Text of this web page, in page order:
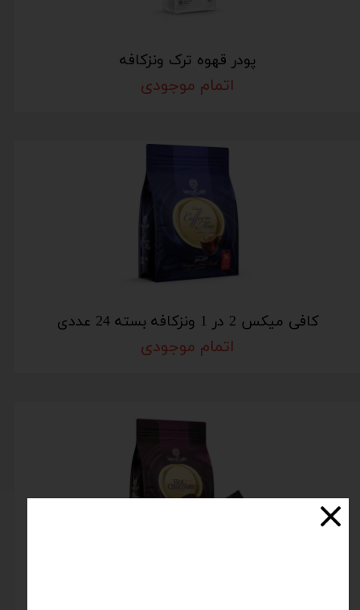
پودر قهوه ترک ونزکافه
اتمام موجودی
کافی میکس 2 در 1 ونزکافه بسته 24 عددی
اتمام موجودی